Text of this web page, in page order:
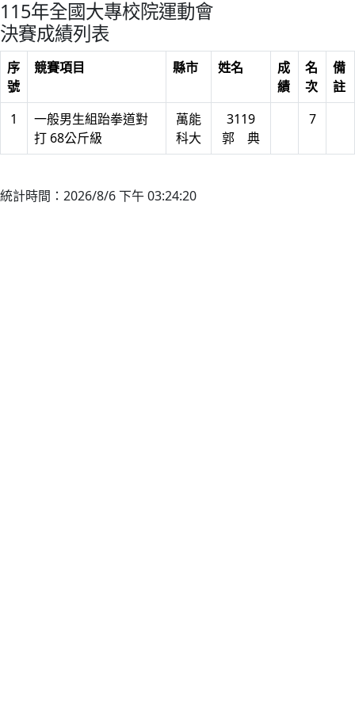
115年全國大專校院運動會
決賽成績列表
序
號
競賽項目 縣市 姓名
成
績
名
次
備
註
1
一般男生組跆拳道對
打 68公斤級
萬能
科大
3119
郭 典
7
統計時間：2026/8/6 下午 03:24:20